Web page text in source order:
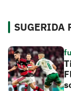
SUGERIDA